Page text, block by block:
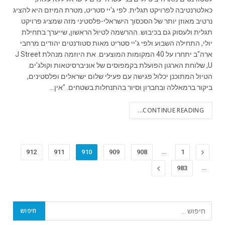
כאלטרנטיבה לפרויקט תגלית. לפי ג'יי סטריט, מטרת המיזם היא להציג
נרטיב מאוזן יותר של הסכסוך הישראלי-פלסטיני מזה שמציג פרויקט
תגלית ולעסוק גם בכיבוש. ההרשמה לטיול הראשון, שייערך בתחילת
יולי, התחילה השבוע ולפי ג'יי סטריט מאות סטודנטים יהודים מרחבי
ארה"ב יתחרו על 40 המקומות המוצעים. את היוזמה מנהלת J Street
U, שלוחת הארגון הפועלת בקמפוסים של אוניברסיטאות וקולג'ים.
הטיול המתוכנן יכלול פגישה עם פעילי שלום ישראלים ופלסטינים,
ביקור ברמאללה ובחברון וסיור בהתנחלות בשטחים. "אין…
CONTINUE READING...
Previous
1
908
909
910
911
912
983
Next